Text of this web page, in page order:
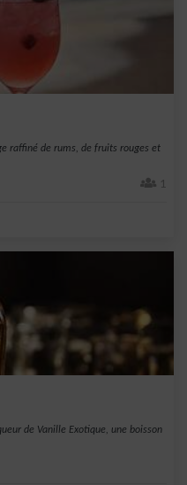
raffiné de rums, de fruits rouges et
1
de Vanille Exotique, une boisson